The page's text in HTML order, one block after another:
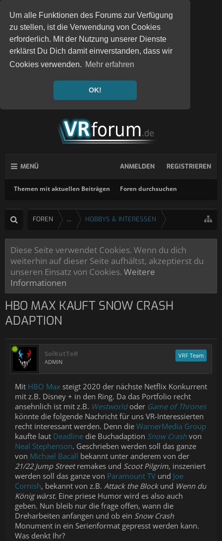
Um alle Funktionen des Forums zur Verfügung
zu stellen, ist die Verwendung von Cookies
erforderlich. Mit der Nutzung unserer Dienste
erklärst Du Dich damit einverstanden, dass wir
Cookies verwenden. Mehr erfahren
OK!
MENÜ
Themen mit aktuellen Beiträgen Foren durchsuchen
ANMELDEN REGISTRIEREN
FOREN ... HOBBYS & INTERESSEN
Diese Seite verwendet Cookies. Wenn du dich
weiterhin auf dieser Seite aufhältst, akzeptierst du
unseren Einsatz von Cookies. Weitere
Informationen
HBO MAX KAUFT SNOW CRASH
ADAPTION
SolKutTeR
ADMIN
VRF Team
Mit HBO Max steigt 2020 der nächste Netflix Konkurrent
mit z.B. Disney + in den Ring. Da das Portfolio recht
ansehnlich ist mit z.B. Westworldoder Game of Thrones
könnte die folgende Nachricht für uns VR-Interessierten
recht interessant werden. Denn die WarnerMedia Group
kaufte laut Deadline die Buchadaption Snow Crash von
Neal Stephenson. Geschrieben werden soll das ganze
von Michael Bacall bekannt unter anderem von der
21/22 Jump Streetremakes und Scoot Pilgrim, inszeniert
werden soll das ganze von Paramount TV und Joe
Cornish, bekannt von z.B. Attack the Blockund Wenn du
König wärst. Eine priese Humor wird es also auch
geben. Nun bleib nur die frage offen, wann die
Dreharbeiten anfangen und ob ein Snow Crash
Monument in ein Serienformat gepresst werden kann.
Was denkt Ihr?